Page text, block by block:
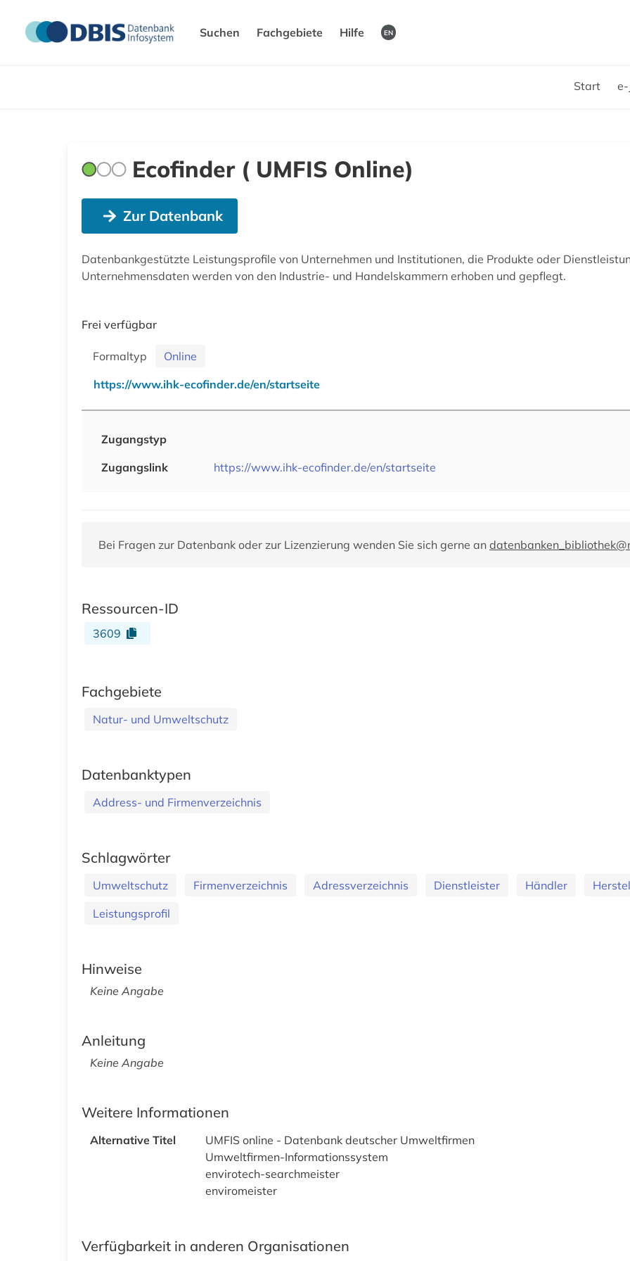
Suchen Fachgebiete Hilfe EN
Start e-
Ecofinder ( UMFIS Online)
Zur Datenbank
Datenbankgestützte Leistungsprofile von Unternehmen und Institutionen, die Produkte oder
Unternehmensdaten werden von den Industrie- und Handelskammern erhoben und gepflegt.
Frei verfügbar
Formaltyp
Online
https://www.ihk-ecofinder.de/en/startseite
Zugangstyp
Zugangslink
https://www.ihk-ecofinder.de/en/startseite
Bei Fragen zur Datenbank oder zur Lizenzierung wenden Sie sich gerne an
Ressourcen-ID
3609
Fachgebiete
Natur- und Umweltschutz
Datenbanktypen
Address- und Firmenverzeichnis
Schlagwörter
Umweltschutz Firmenverzeichnis Adressverzeichnis Dienstleister Händler
Leistungsprofil
Hinweise
Keine Angabe
Anleitung
Keine Angabe
Weitere Informationen
Alternative Titel
UMFIS online - Datenbank deutscher Umweltfirmen
Umweltfirmen-Informationssystem
envirotech-searchmeister
enviromeister
Verfügbarkeit in anderen Organisationen